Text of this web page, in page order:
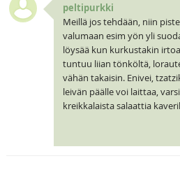
peltipurkki
Meillä jos tehdään, niin
valumaan esim yön yli
löysää kun kurkustakin
tuntuu liian tönköltä,
vähän takaisin. Enivei,
leivän päälle voi laittaa,
kreikkalaista salaattia